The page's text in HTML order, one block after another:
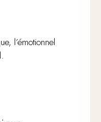
l’émotionnel